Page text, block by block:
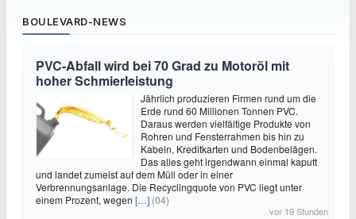
BOULEVARD-NEWS
PVC-Abfall wird bei 70 Grad zu Motoröl mit
hoher Schmierleistung
Jährlich produzieren Firmen rund um die
Erde rund 60 Millionen Tonnen PVC.
Daraus werden vielfältige Produkte von
Rohren und Fensterrahmen bis hin zu
Kabeln, Kreditkarten und Bodenbelägen.
Das alles geht irgendwann einmal kaputt
und landet zumeist auf dem Müll oder in einer
Verbrennungsanlage. Die Recyclingquote von PVC liegt unter
einem Prozent, wegen […] (04)
vor 19 Stunden